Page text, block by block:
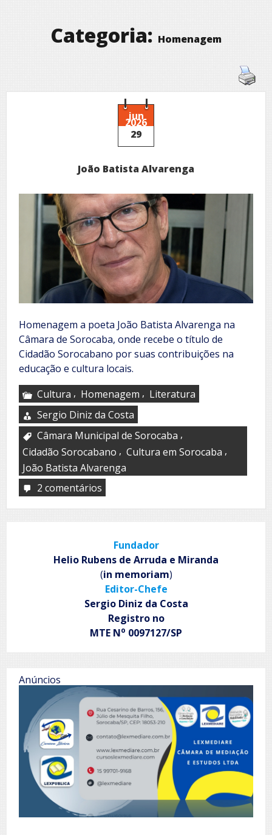
Categoria: Homenagem
jun
2026
29
João Batista Alvarenga
Homenagem a poeta João Batista Alvarenga na
Câmara de Sorocaba, onde recebe o título de
Cidadão Sorocabano por suas contribuições na
educação e cultura locais.
Cultura , Homenagem , Literatura
Sergio Diniz da Costa
Câmara Municipal de Sorocaba ,
Cidadão Sorocabano , Cultura em Sorocaba ,
João Batista Alvarenga
2 comentários
Batista
Fundador
Helio Rubens de Arruda e Miranda
(in memoriam)
Editor-Chefe
Sergio Diniz da Costa
Registro no
MTE No 0097127/SP
Anúncios